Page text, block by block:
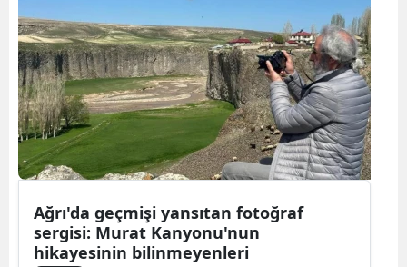
Ağrı'da geçmişi yansıtan fotoğraf
sergisi: Murat Kanyonu'nun
hikayesinin bilinmeyenleri